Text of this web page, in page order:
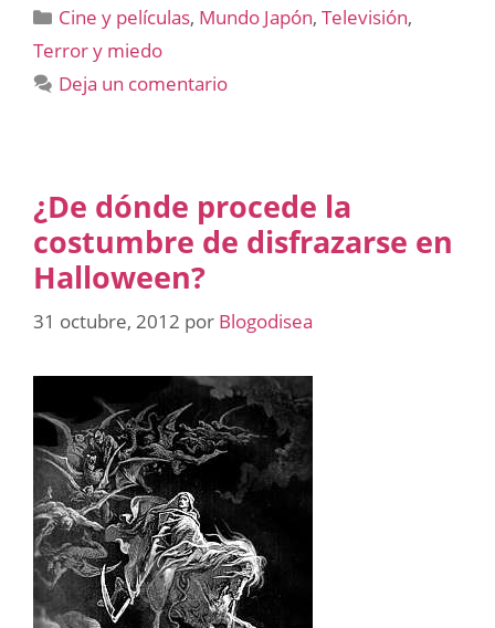
Categorías
Cine y películas, Mundo Japón,Televisión,
Terror y miedo
Deja un comentario
¿De dónde procede la
costumbre de disfrazarse en
Halloween?
31 octubre, 2012 por Blogodisea